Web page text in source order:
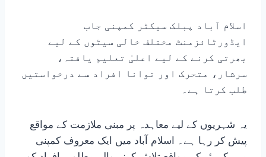
اسلام آباد پبلک سیکٹر کمپنی جاب
ایڈورٹائزمنٹ مختلف خالی سیٹوں کے لیے
بھرتی کرنے کے لیے اعلیٰ تعلیم یافتہ،
سرشار، متحرک اور توانا افراد سے درخواستیں
طلب کرتا ہے۔
یہ شہریوں کے لیے معاہدہ پر مبنی ملازمت کے مواقع
پیش کر رہا ہے۔ اسلام آباد میں ایک معروف کمپنی